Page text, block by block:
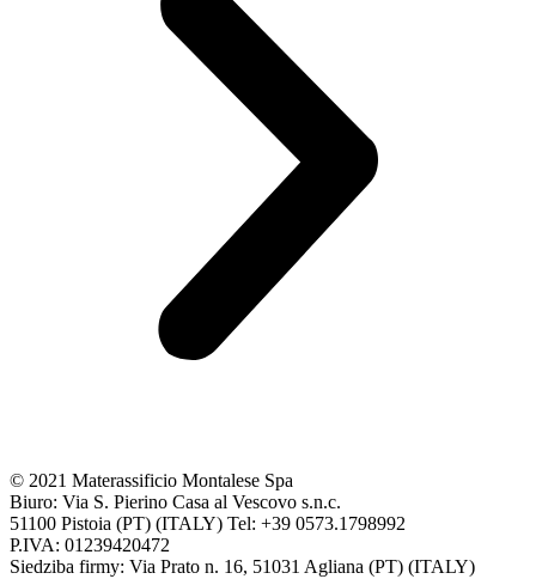
© 2021 Materassificio Montalese Spa
Biuro: Via S. Pierino Casa al Vescovo s.n.c.
51100 Pistoia (PT) (ITALY) Tel: +39 0573.1798992
P.IVA: 01239420472
Siedziba firmy: Via Prato n. 16, 51031 Agliana (PT) (ITALY)